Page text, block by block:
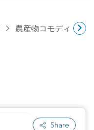
農産物コモディティ
Share